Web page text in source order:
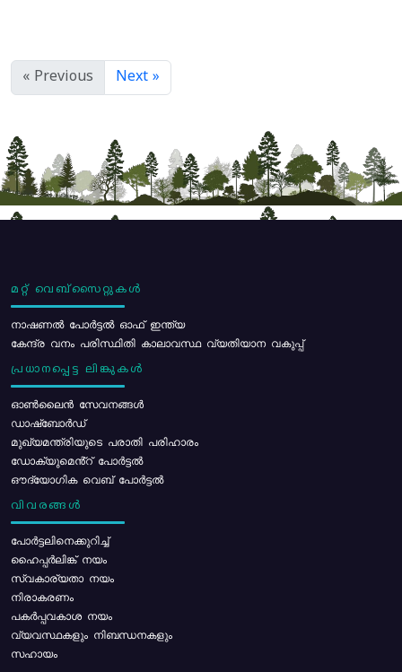
« Previous Next »
മറ്റ് വെബ്സൈറ്റുകൾ
നാഷണൽ പോർട്ടൽ ഓഫ് ഇന്ത്യ
കേന്ദ്ര വനം പരിസ്ഥിതി കാലാവസ്ഥ വ്യതിയാന വകുപ്പ്
പ്രധാനപ്പെട്ട ലിങ്കുകൾ
ഓൺലൈൻ സേവനങ്ങൾ
ഡാഷ്ബോർഡ്
മുഖ്യമന്ത്രിയുടെ പരാതി പരിഹാരം
ഡോക്യുമെൻ്റ് പോർട്ടൽ
ഔദ്യോഗിക വെബ് പോർട്ടൽ
വിവരങ്ങൾ
പോര്‍ട്ടലിനെക്കുറിച്ച്
ഹൈപ്പർലിങ്ക് നയം
സ്വകാര്യതാ നയം
നിരാകരണം
പകർപ്പവകാശ നയം
വ്യവസ്ഥകളും നിബന്ധനകളും
സഹായം